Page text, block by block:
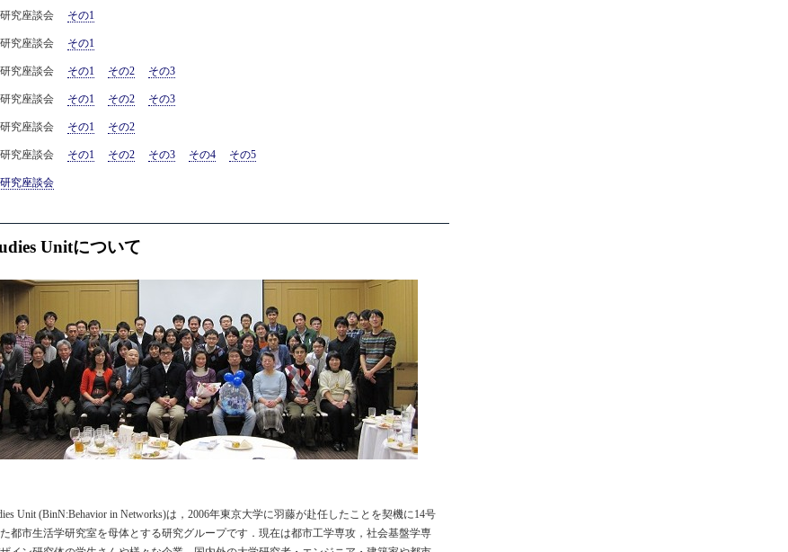
研究座談会 その1
研究座談会 その1
研究座談会 その1 その2 その3
研究座談会 その1 その2 その3
研究座談会 その1 その2
研究座談会 その1 その2 その3 その4 その5
究座談会
Unitについて
Unit (BinN:Behavior in Networks)は，2006年東京大学に羽藤が赴任したことを契機に14号
都市生活学研究室を母体とする研究グループです．現在は都市工学専攻，社会基盤学専